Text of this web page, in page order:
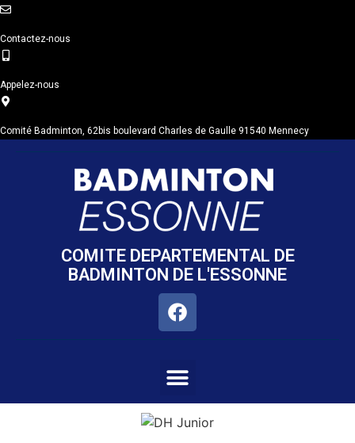
Contactez-nous
Appelez-nous
Comité Badminton, 62bis boulevard Charles de Gaulle 91540 Mennecy
COMITE DEPARTEMENTAL DE
BADMINTON DE L'ESSONNE